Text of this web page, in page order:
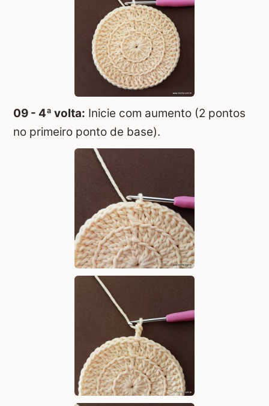
09 - 4ª volta: Inicie com aumento (2 pontos
no primeiro ponto de base).